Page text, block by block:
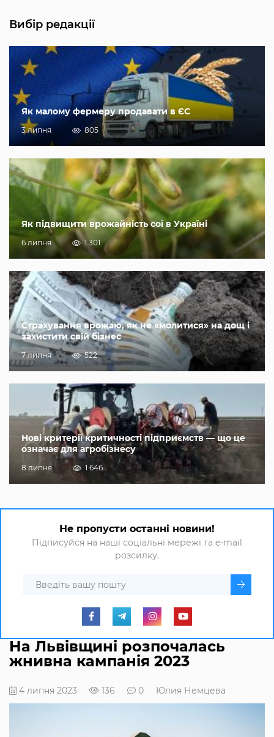
Вибір редакції
Як малому фермеру продавати в ЄС
3 липня 805
Як підвищити врожайність сої в Україні
6 липня 1 301
Страхування врожаю, як не «молитися» на дощ і
захистити свій бізнес
7 липня 522
Нові критерії критичності підприємств — що це
означає для агробізнесу
8 липня 1 646
Не пропусти останні новини!
Підписуйся на наші соціальні мережі та e-mail
розсилку.
На Львівщині розпочалась
жнивна кампанія 2023
4 липня 2023 136 0 Юлия Немцева